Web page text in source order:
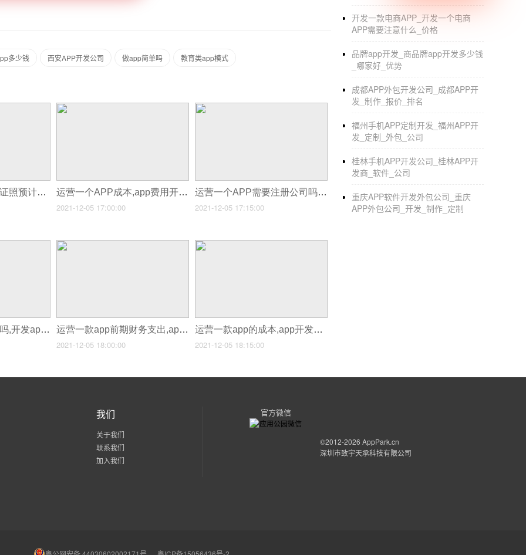
1，外卖小程序开发有什么好处？
2.获客更方便：不同于传统餐饮行业，外卖
容易成为外卖小程序的用户。
3.服务多元化：当然外卖小程序不仅可以服
4.推广效果大微信是a平台，用户近10亿。on
免费流量，获得更好的推广效果。
5.营销的多样化：对于一家店铺的运营，营
多少钱 西安APP开发公司 做app简单吗 教育类app模式
运营app需要的经营证照预计费用,app前期开发费用吗 运营一个APP成本,app费用开发运营
2021-12-05 17:00:00
运营一个APP需要注册公司吗,app开发企业会先开发那种系统
2021-12-05 17:15:00
运营一个app要缴税吗,开发app之前企业要准备什么 运营一款app前期财务支出,app订票软件开发
2021-12-05 18:00:00
运营一款app的成本,app开发的成本分析
2021-12-05 18:15:00
开发一款电商APP_开发一个电商
APP需要注意什么_价格
品牌app开发_商品牌app开发多少钱
_哪家好_优势
成都APP外包开发公司_成都APP开
发_制作_报价_排名
福州手机APP定制开发_福州APP开
发_定制_外包_公司
桂林手机APP开发公司_桂林APP开
发商_软件_公司
重庆APP软件开发外包公司_重庆
APP外包公司_开发_制作_定制
我们
关于我们
联系我们
加入我们
官方微信
©2012-2026 AppPark.cn
深圳市致宇天承科技有限公司